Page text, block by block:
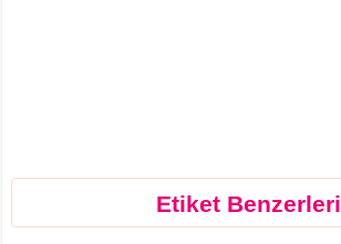
Etiket Benzerleri